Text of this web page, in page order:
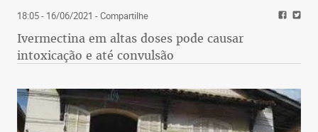
18:05 - 16/06/2021 - Compartilhe
Ivermectina em altas doses pode causar
intoxicação e até convulsão